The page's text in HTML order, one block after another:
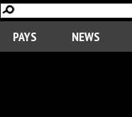
PAYS NEWS